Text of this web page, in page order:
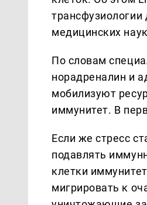
медицинских
По словам
норадреналин и
мобилизуют
иммунитет. В
Если же стресс
подавлять
клетки
мигрировать к